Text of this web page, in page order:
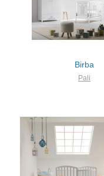
Birba
Pali